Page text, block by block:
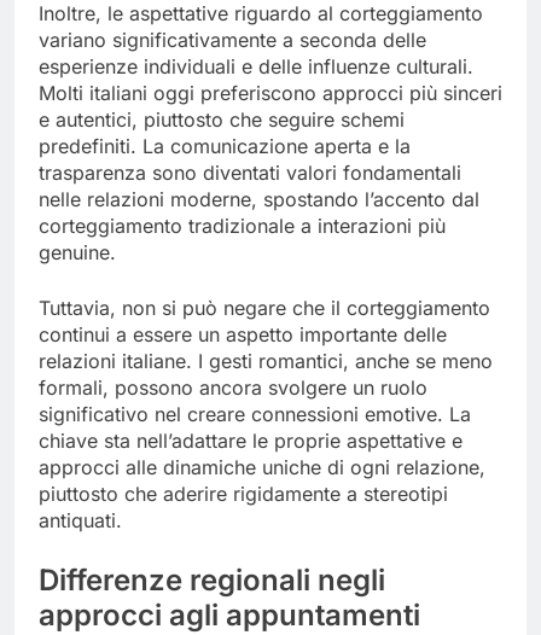
Inoltre, le aspettative riguardo al corteggiamento
variano significativamente a seconda delle
esperienze individuali e delle influenze culturali.
Molti italiani oggi preferiscono approcci più sinceri
e autentici, piuttosto che seguire schemi
predefiniti. La comunicazione aperta e la
trasparenza sono diventati valori fondamentali
nelle relazioni moderne, spostando l’accento dal
corteggiamento tradizionale a interazioni più
genuine.
Tuttavia, non si può negare che il corteggiamento
continui a essere un aspetto importante delle
relazioni italiane. I gesti romantici, anche se meno
formali, possono ancora svolgere un ruolo
significativo nel creare connessioni emotive. La
chiave sta nell’adattare le proprie aspettative e
approcci alle dinamiche uniche di ogni relazione,
piuttosto che aderire rigidamente a stereotipi
antiquati.
Differenze regionali negli
approcci agli appuntamenti